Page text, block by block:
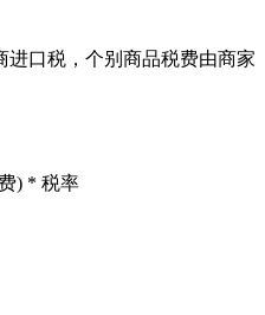
口税，个别商品税费由商家
) * 税率